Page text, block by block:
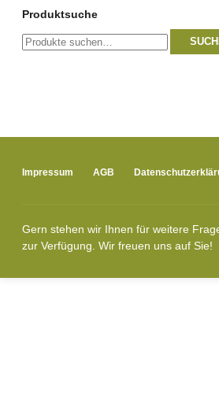
Produktsuche
Suche
nach:
Impressum AGB
Gern stehen wir Ihnen für weitere
zur Verfügung. Wir freuen uns auf Sie!